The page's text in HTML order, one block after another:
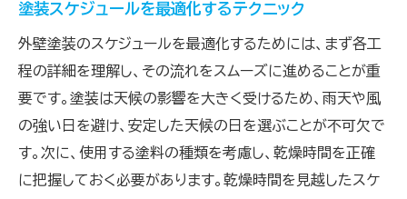
塗装スケジュールを最適化するテクニック
外壁塗装のスケジュールを最適化するためには、まず各工
程の詳細を理解し、その流れをスムーズに進めることが重
要です。塗装は天候の影響を大きく受けるため、雨天や風
の強い日を避け、安定した天候の日を選ぶことが不可欠で
す。次に、使用する塗料の種類を考慮し、乾燥時間を正確
に把握しておく必要があります。乾燥時間を見越したスケ